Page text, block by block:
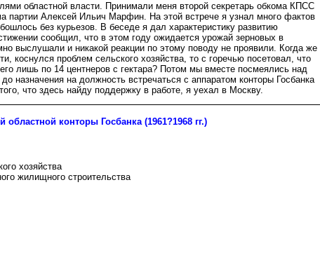
областной власти. Принимали меня второй секретарь обкома КПСС
партии Алексей Ильич Марфин. На этой встрече я узнал много фактов
без курьезов. В беседе я дал характеристику развитию
сообщил, что в этом году ожидается урожай зерновых в
выслушали и никакой реакции по этому поводу не проявили. Когда же
коснулся проблем сельского хозяйства, то с горечью посетовал, что
лишь по 14 центнеров с гектара? Потом мы вместе посмеялись над
назначения на должность встречаться с аппаратом конторы Госбанка
что здесь найду поддержку в работе, я уехал в Москву.
областной конторы Госбанка (1961?1968 гг.)
хозяйства
жилищного строительства